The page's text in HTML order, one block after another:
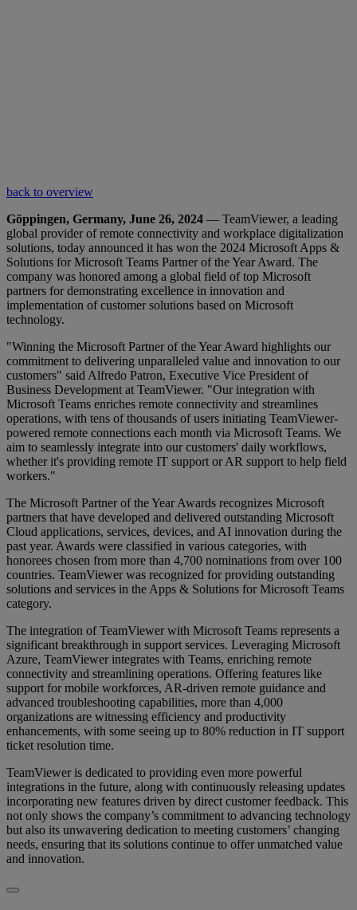
back to overview
Göppingen, Germany, June 26, 2024 — TeamViewer, a leading
global provider of remote connectivity and workplace digitalization
solutions, today announced it has won the 2024 Microsoft Apps &
Solutions for Microsoft Teams Partner of the Year Award. The
company was honored among a global field of top Microsoft
partners for demonstrating excellence in innovation and
implementation of customer solutions based on Microsoft
technology.
"Winning the Microsoft Partner of the Year Award highlights our
commitment to delivering unparalleled value and innovation to our
customers" said Alfredo Patron, Executive Vice President of
Business Development at TeamViewer. "Our integration with
Microsoft Teams enriches remote connectivity and streamlines
operations, with tens of thousands of users initiating TeamViewer-
powered remote connections each month via Microsoft Teams. We
aim to seamlessly integrate into our customers' daily workflows,
whether it's providing remote IT support or AR support to help field
workers."
The Microsoft Partner of the Year Awards recognizes Microsoft
partners that have developed and delivered outstanding Microsoft
Cloud applications, services, devices, and AI innovation during the
past year. Awards were classified in various categories, with
honorees chosen from more than 4,700 nominations from over 100
countries. TeamViewer was recognized for providing outstanding
solutions and services in the Apps & Solutions for Microsoft Teams
category.
The integration of TeamViewer with Microsoft Teams represents a
significant breakthrough in support services. Leveraging Microsoft
Azure, TeamViewer integrates with Teams, enriching remote
connectivity and streamlining operations. Offering features like
support for mobile workforces, AR-driven remote guidance and
advanced troubleshooting capabilities, more than 4,000
organizations are witnessing efficiency and productivity
enhancements, with some seeing up to 80% reduction in IT support
ticket resolution time.
TeamViewer is dedicated to providing even more powerful
integrations in the future, along with continuously releasing updates
incorporating new features driven by direct customer feedback. This
not only shows the company’s commitment to advancing technology
but also its unwavering dedication to meeting customers’ changing
needs, ensuring that its solutions continue to offer unmatched value
and innovation.